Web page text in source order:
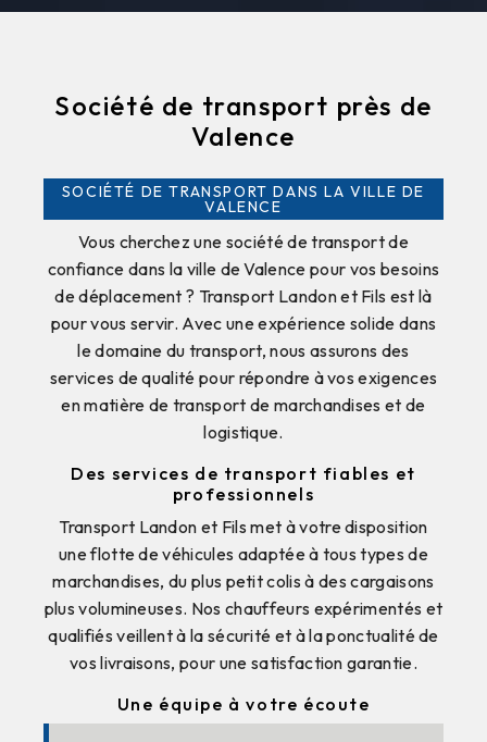
Société de transport près de
Valence
SOCIÉTÉ DE TRANSPORT DANS LA VILLE DE
VALENCE
Vous cherchez une société de transport de
confiance dans la ville de Valence pour vos besoins
de déplacement ? Transport Landon et Fils est là
pour vous servir. Avec une expérience solide dans
le domaine du transport, nous assurons des
services de qualité pour répondre à vos exigences
en matière de transport de marchandises et de
logistique.
Des services de transport fiables et
professionnels
Transport Landon et Fils met à votre disposition
une flotte de véhicules adaptée à tous types de
marchandises, du plus petit colis à des cargaisons
plus volumineuses. Nos chauffeurs expérimentés et
qualifiés veillent à la sécurité et à la ponctualité de
vos livraisons, pour une satisfaction garantie.
Une équipe à votre écoute